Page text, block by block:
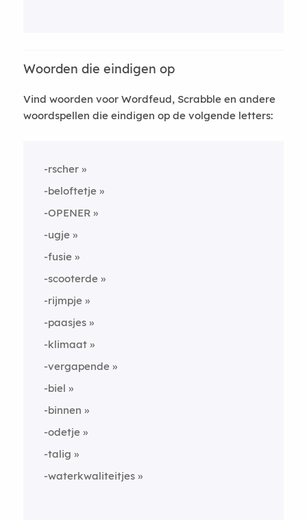
Woorden die eindigen op
Vind woorden voor Wordfeud, Scrabble en andere
woordspellen die eindigen op de volgende letters:
-rscher
-beloftetje
-OPENER
-ugje
-fusie
-scooterde
-rijmpje
-paasjes
-klimaat
-vergapende
-biel
-binnen
-odetje
-talig
-waterkwaliteitjes